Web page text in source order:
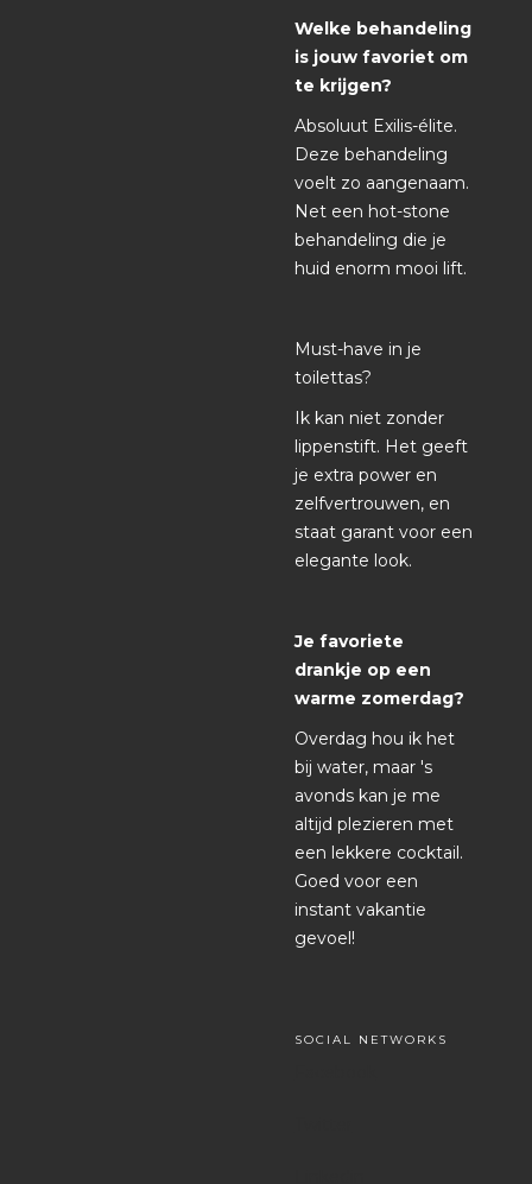
Welke behandeling
is jouw favoriet om
te krijgen?
Absoluut Exilis-élite.
Deze behandeling
voelt zo aangenaam.
Net een hot-stone
behandeling die je
huid enorm mooi lift.
Must-have in je
toilettas?
Ik kan niet zonder
lippenstift. Het geeft
je extra power en
zelfvertrouwen, en
staat garant voor een
elegante look.
Je favoriete
drankje op een
warme zomerdag?
Overdag hou ik het
bij water, maar 's
avonds kan je me
altijd plezieren met
een lekkere cocktail.
Goed voor een
instant vakantie
gevoel!
SOCIAL NETWORKS